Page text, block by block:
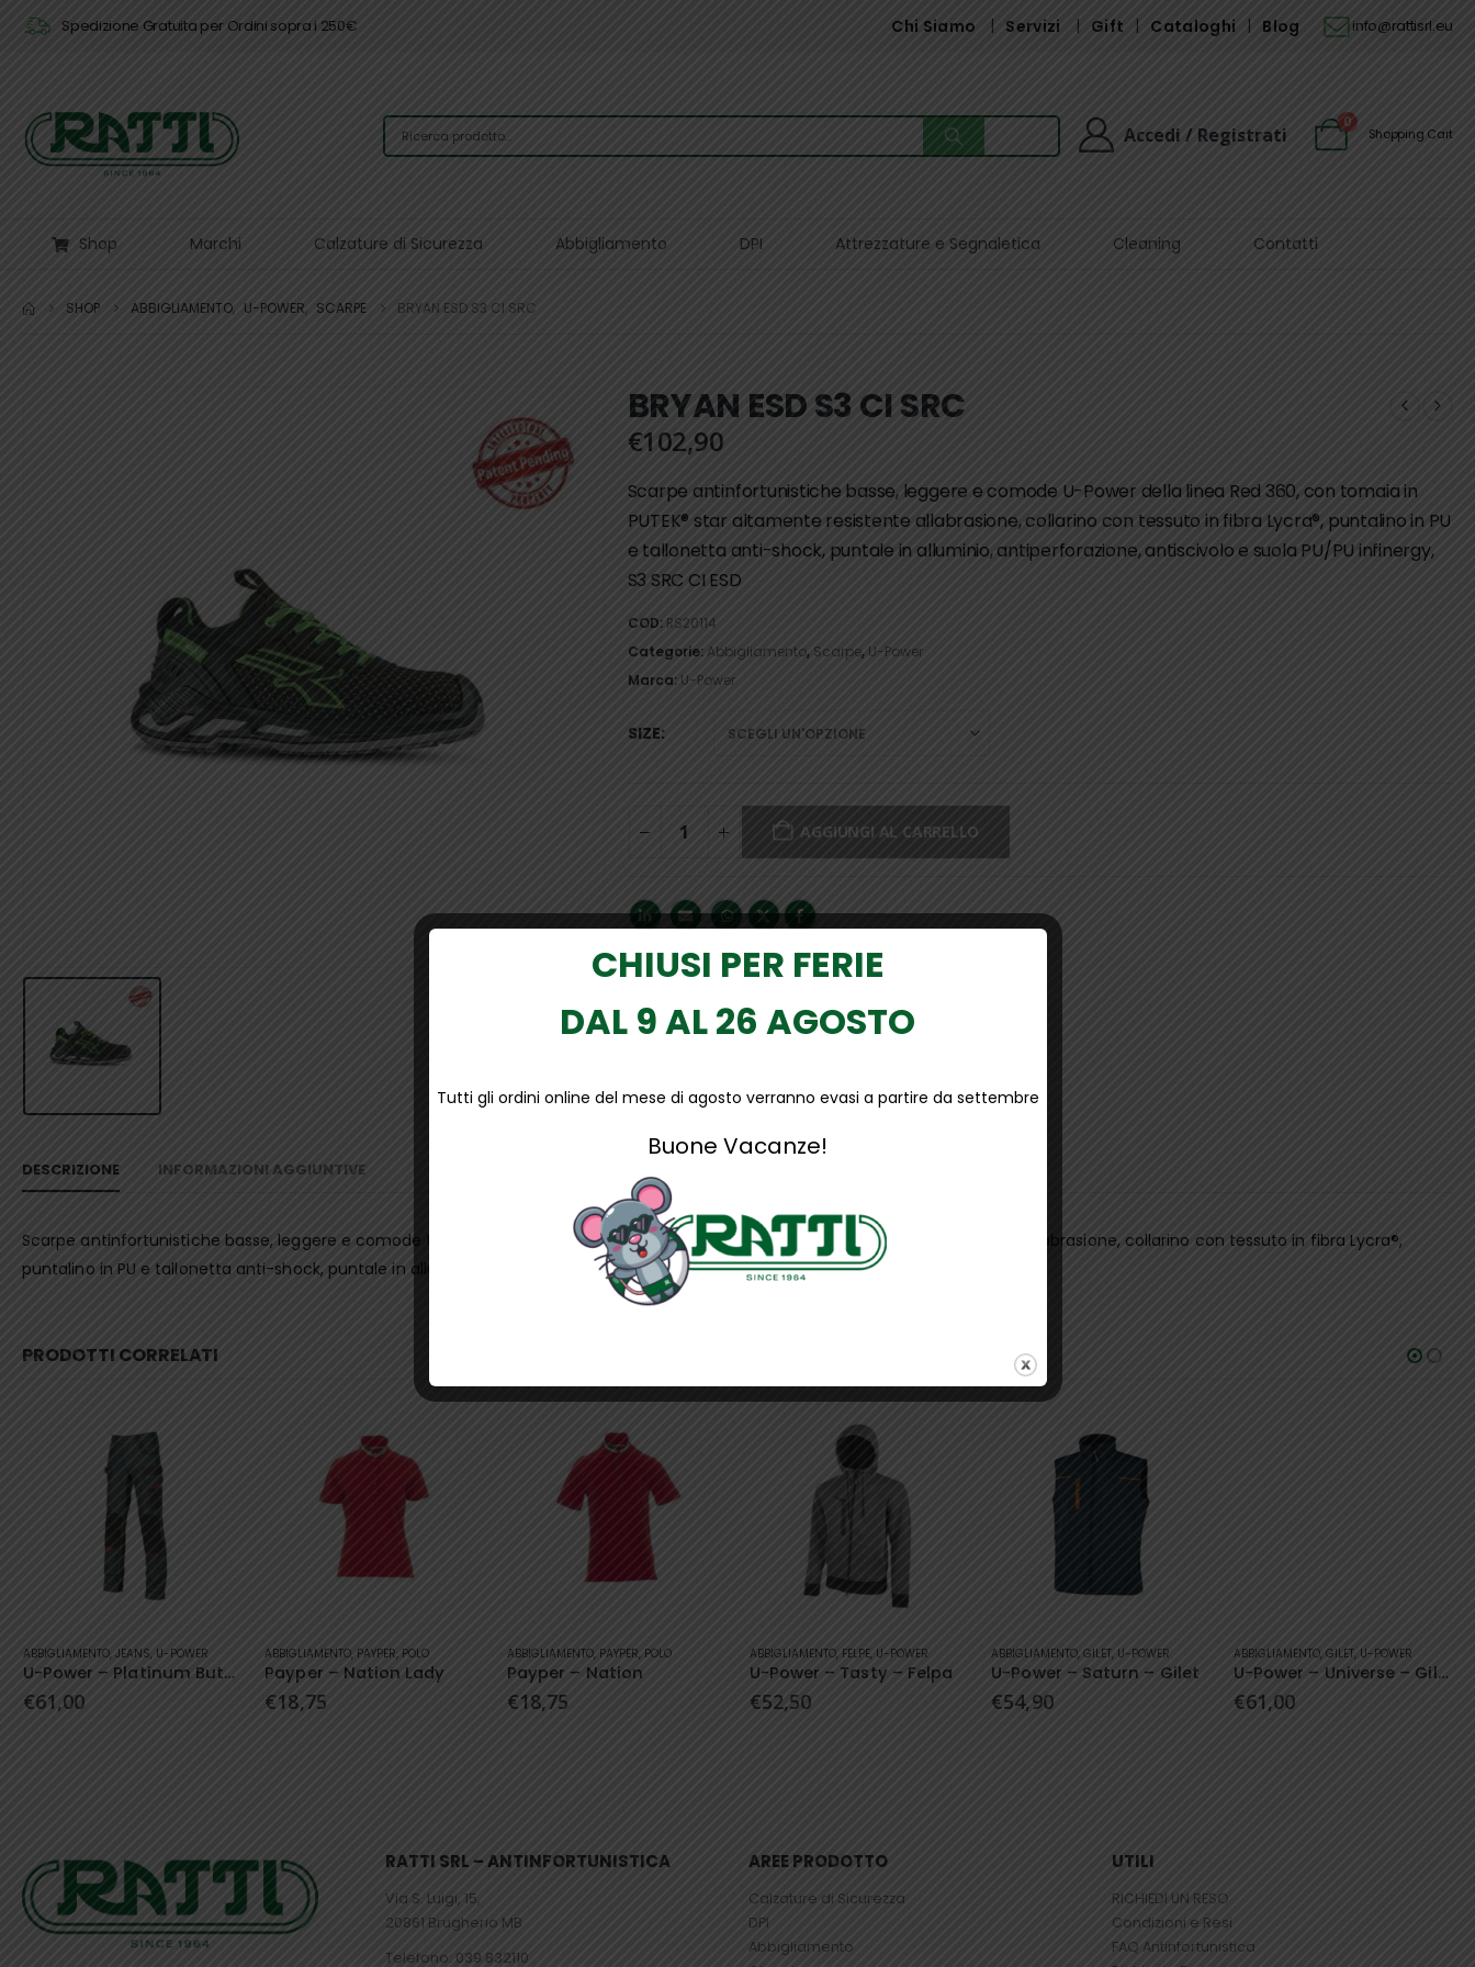
Spedizione Gratuita per Ordini sopra i 250€ Chi Siamo Servizi Gift Cataloghi Blog info@rattisrl.eu
Accedi / Registrati
0
Shopping Cart
Shop Marchi Calzature di Sicurezza Abbigliamento DPI Attrezzature e Segnaletica Cleaning Contatti
SHOP ABBIGLIAMENTO, U-POWER, SCARPE BRYAN ESD S3 CI SRC
BRYAN ESD S3 CI SRC
€102,90
Scarpe antinfortunistiche basse, leggere e comode U-Power della linea Red 360, con tomaia in
PUTEK® star altamente resistente allabrasione, collarino con tessuto in fibra Lycra®, puntalino in PU
e tallonetta anti-shock, puntale in alluminio, antiperforazione, antiscivolo e suola PU/PU infinergy,
S3 SRC CI ESD
COD: RS20114
Categorie:Abbigliamento, Scarpe, U-Power
Marca: U-Power
SIZE
AGGIUNGI AL CARRELLO
DESCRIZIONE INFORMAZIONI AGGIUNTIVE
Scarpe antinfortunistiche basse, leggere e comode U-Power della linea Red 360, con tomaia in PUTEK® star altamente resistente allabrasione, collarino con tessuto in fibra Lycra®,
puntalino in PU e tallonetta anti-shock, puntale in alluminio, antiperforazione, antiscivolo e suola PU/PU infinergy, S3 SRC CI ESD
PRODOTTI CORRELATI
ABBIGLIAMENTO, JEANS, U-POWER
U-Power – Platinum Button – Jeans
€61,00
ABBIGLIAMENTO PAYPER, POLO
Payper – Nation Lady
€18,75
ABBIGLIAMENTO, PAYPER, POLO
Payper – Nation
€18,75
ABBIGLIAMENTO, FELPE, U-POWER
U-Power – Tasty – Felpa
€52,50
ABBIGLIAMENTO,GILET, U-POWER
U-Power – Saturn – Gilet
€54,90
ABBIGLIAMENTO, GILET, U-POWER
U-Power – Universe – Gilet
€61,00
RATTI SRL – ANTINFORTUNISTICA
Via S. Luigi, 15,
20861 Brugherio MB
Telefono: 039 832110
AREE PRODOTTO
Calzature di Sicurezza
DPI
Abbigliamento
UTILI
RICHIEDI UN RESO
Condizioni e Resi
FAQ Antinfortunistica
CHIUSI PER FERIE
DAL 9 AL 26 AGOSTO
Tutti gli ordini online del mese di agosto verranno evasi a partire da settembre
Buone Vacanze!